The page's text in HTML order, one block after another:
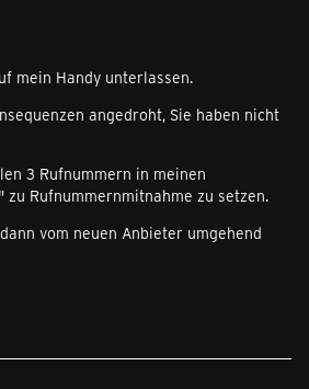
mein Handy unterlassen.
angedroht, Sie haben nicht
3 Rufnummern in meinen
Rufnummernmitnahme zu setzen.
vom neuen Anbieter umgehend